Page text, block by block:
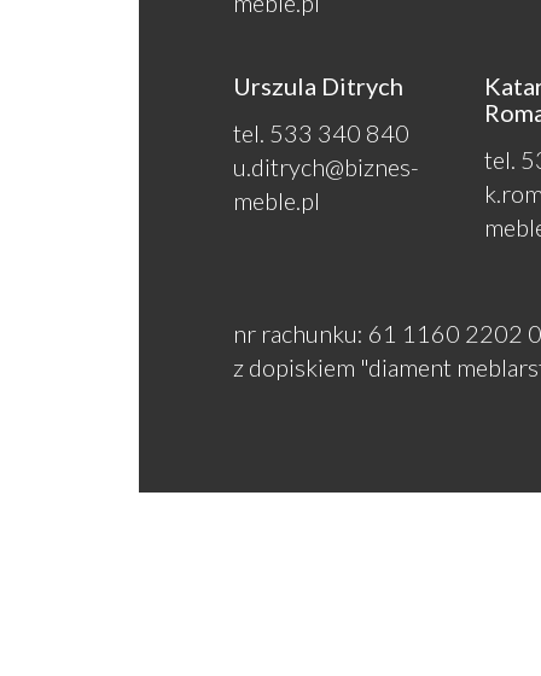
Urszula Ditrych
tel. 533 340 840
u.ditrych@biznes-
meble.pl
tel.
nr rachunku: 61 1160 2202
z dopiskiem "diament